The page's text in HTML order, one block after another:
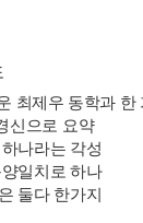
최제우 동학과 한
신으로 요약
나라는 각성
일치로 하나
둘다 한가지